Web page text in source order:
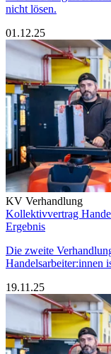
nicht lösen.
01.12.25
KV Verhandlung
Kollektivvertrag
Ergebnis
Die zweite
Handelsarbeiter:innen
19.11.25